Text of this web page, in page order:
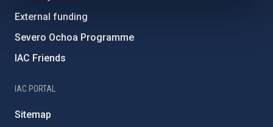
External funding
Severo Ochoa Programme
IAC Friends
IAC PORTAL
Sitemap